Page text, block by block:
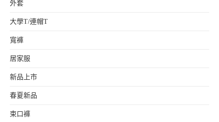
外套
大學T/連帽T
寬褲
居家服
新品上市
春夏新品
束口褲